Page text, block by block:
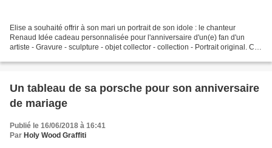
Elise a souhaité offrir à son mari un portrait de son idole : le chanteur
Renaud Idée cadeau personnalisée pour l'anniversaire d'un(e) fan d'un
artiste - Gravure - sculpture - objet collector - collection - Portrait original. Ce
Un tableau de sa porsche pour son anniversaire
de mariage
Publié le 16/06/2018 à 16:41
Par Holy Wood Graffiti